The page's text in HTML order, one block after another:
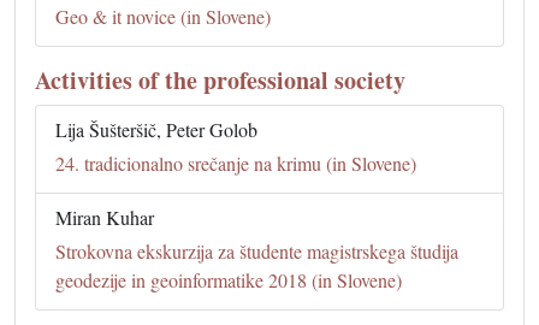
Geo & it novice (in Slovene)
Activities of the professional society
Lija Šušteršič, Peter Golob
24. tradicionalno srečanje na krimu (in Slovene)
Miran Kuhar
Strokovna ekskurzija za študente magistrskega študija
geodezije in geoinformatike 2018 (in Slovene)